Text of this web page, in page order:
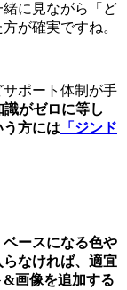
に見ながら「ど
が確実ですね。
ポート体制が手
識がゼロに等し
方には 「ジンド
ースになる色や
なければ、適宜
画像を追加する